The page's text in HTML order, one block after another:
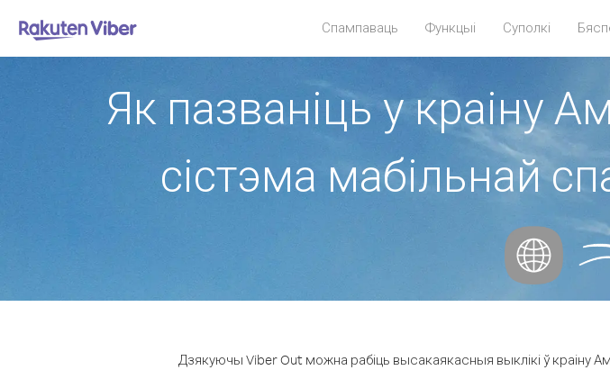
Спампаваць Функцыі Суполкі
Як пазваніць у краіну
сістэма мабільнай
Дзякуючы Viber Out можна рабіць высакаякасныя выклікі ў краіну